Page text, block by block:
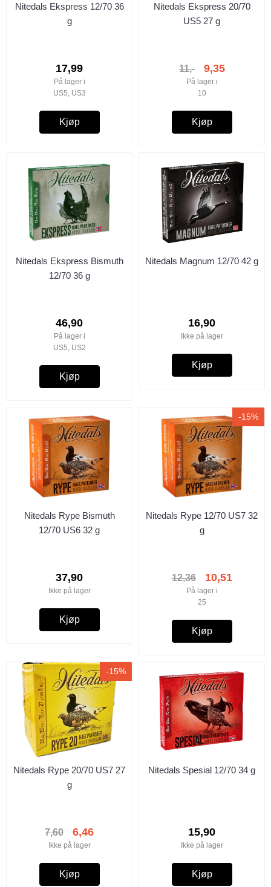
Nitedals Ekspress 12/70 36
g
17,99
På lager i
US5, US3
Kjøp
Nitedals Ekspress 20/70
US5 27 g
11,- 9,35
På lager i
10
Kjøp
Nitedals Ekspress Bismuth
12/70 36 g
46,90
På lager i
US5, US2
Kjøp
Nitedals Magnum 12/70 42 g
16,90
Ikke på lager
Kjøp
Nitedals Rype Bismuth
12/70 US6 32 g
37,90
Ikke på lager
Kjøp
-15%
Nitedals Rype 12/70 US7 32
g
12,36 10,51
På lager i
25
Kjøp
-15%
Nitedals Rype 20/70 US7 27
g
7,60 6,46
Ikke på lager
Kjøp
Nitedals Spesial 12/70 34 g
15,90
Ikke på lager
Kjøp